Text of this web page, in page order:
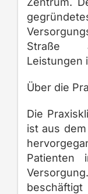
Straße
Leistungen
Über die
Die
ist aus
Patienten